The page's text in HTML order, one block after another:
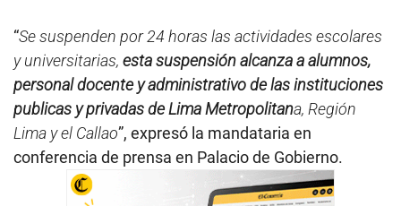
“Se suspenden por 24 horas las actividades escolares
y universitarias, esta suspensión alcanza a alumnos,
personal docente y administrativo de las instituciones
publicas y privadas de Lima Metropolitana, Región
Lima y el Callao”, expresó la mandataria en
conferencia de prensa en Palacio de Gobierno.